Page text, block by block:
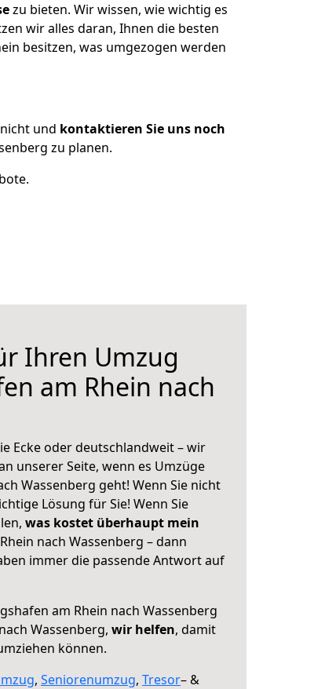
zu bieten. Wir wissen, wie wichtig es
wir alles daran, Ihnen die besten
besitzen, was umgezogen werden
und kontaktieren Sie uns noch
zu planen.
Ihren Umzug
am Rhein nach
Ecke oder deutschlandweit – wir
unserer Seite, wenn es Umzüge
Wassenberg geht! Wenn Sie nicht
Lösung für Sie! Wenn Sie
was kostet überhaupt mein
nach Wassenberg – dann
immer die passende Antwort auf
am Rhein nach Wassenberg
Wassenberg, wir helfen, damit
können.
, Seniorenumzug, Tresor– &